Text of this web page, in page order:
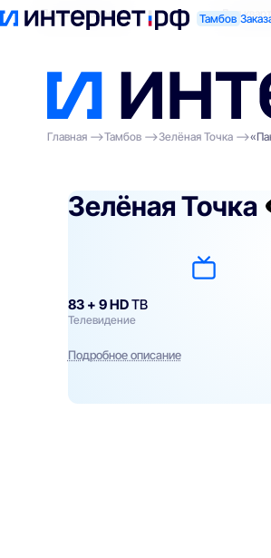
Тамбов
Поиск по адресу Для
Главная
Тамбов Зелёная Точка
Зелёная Точка
83 + 9 HDТВ
Телевидение
Подробное описание